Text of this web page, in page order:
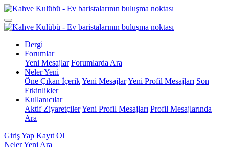
Dergi
Forumlar
Yeni Mesajlar Forumlarda Ara
Neler Yeni
Öne Çıkan İçerikYeni MesajlarYeni Profil Mesajları Son
Etkinlikler
Kullanıcılar
Aktif ZiyaretçilerYeni Profil Mesajları Profil Mesajlarında
Ara
Giriş Yap Kayıt Ol
Neler Yeni Ara